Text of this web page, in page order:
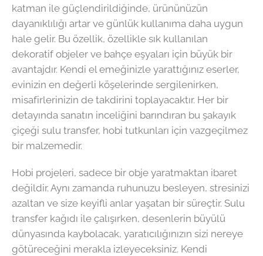
katman ile güçlendirildiğinde, ürününüzün
dayanıklılığı artar ve günlük kullanıma daha uygun
hale gelir. Bu özellik, özellikle sık kullanılan
dekoratif objeler ve bahçe eşyaları için büyük bir
avantajdır. Kendi el emeğinizle yarattığınız eserler,
evinizin en değerli köşelerinde sergilenirken,
misafirlerinizin de takdirini toplayacaktır. Her bir
detayında sanatın inceliğini barındıran bu şakayık
çiçeği sulu transfer, hobi tutkunları için vazgeçilmez
bir malzemedir.
Hobi projeleri, sadece bir obje yaratmaktan ibaret
değildir. Aynı zamanda ruhunuzu besleyen, stresinizi
azaltan ve size keyifli anlar yaşatan bir süreçtir. Sulu
transfer kağıdı ile çalışırken, desenlerin büyülü
dünyasında kaybolacak, yaratıcılığınızın sizi nereye
götüreceğini merakla izleyeceksiniz. Kendi